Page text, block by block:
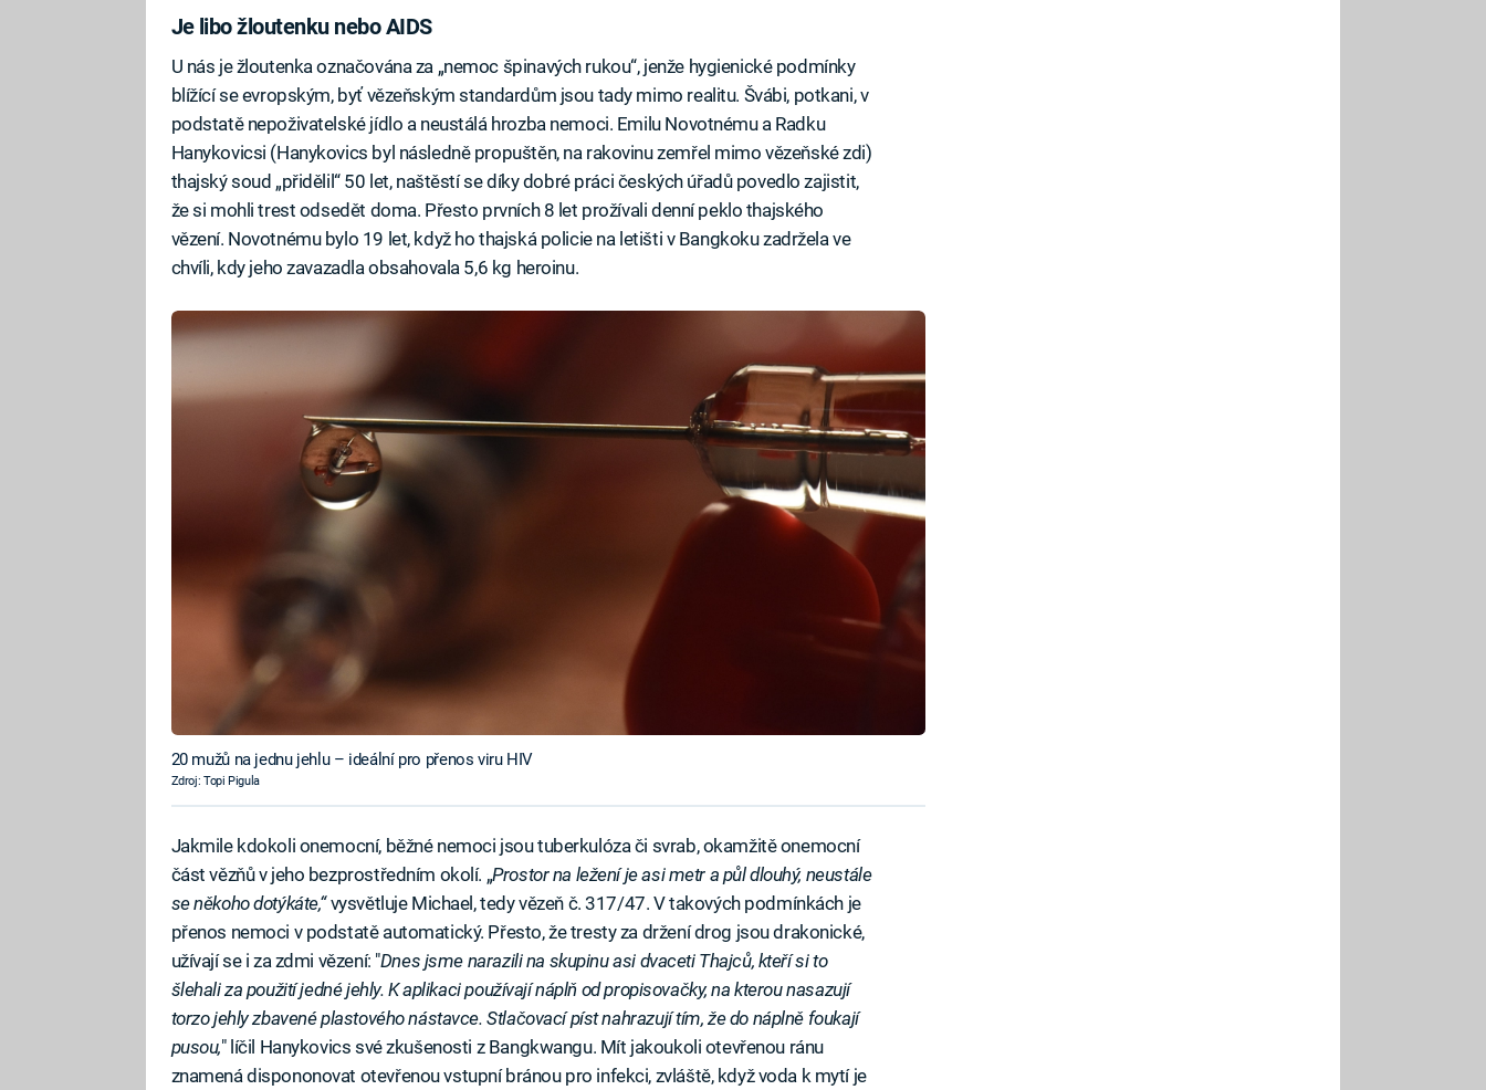
Je libo žloutenku nebo AIDS
U nás je žloutenka označována za „nemoc špinavých rukou“, jenže hygienické podmínky
blížící se evropským, byť vězeňským standardům jsou tady mimo realitu. Švábi, potkani, v
podstatě nepoživatelské jídlo a neustálá hrozba nemoci. Emilu Novotnému a Radku
Hanykovicsi (Hanykovics byl následně propuštěn, na rakovinu zemřel mimo vězeňské zdi)
thajský soud „přidělil“ 50 let, naštěstí se díky dobré práci českých úřadů povedlo zajistit,
že si mohli trest odsedět doma. Přesto prvních 8 let prožívali denní peklo thajského
vězení. Novotnému bylo 19 let, když ho thajská policie na letišti v Bangkoku zadržela ve
chvíli, kdy jeho zavazadla obsahovala 5,6 kg heroinu.
20 mužů na jednu jehlu – ideální pro přenos viru HIV
Zdroj: Topi Pigula
Jakmile kdokoli onemocní, běžné nemoci jsou tuberkulóza či svrab, okamžitě onemocní
část vězňů v jeho bezprostředním okolí. „Prostor na ležení je asi metr a půl dlouhý, neustále
se někoho dotýkáte,“vysvětluje Michael, tedy vězeň č. 317/47. V takových podmínkách je
přenos nemoci v podstatě automatický. Přesto, že tresty za držení drog jsou drakonické,
užívají se i za zdmi vězení: "Dnes jsme narazili na skupinu asi dvaceti Thajců, kteří si to
šlehali za použití jedné jehly. K aplikaci používají náplň od propisovačky, na kterou nasazují
torzo jehly zbavené plastového nástavce. Stlačovací píst nahrazují tím, že do náplně foukají
pusou," líčil Hanykovics své zkušenosti z Bangkwangu. Mít jakoukoli otevřenou ránu
znamená dispononovat otevřenou vstupní bránou pro infekci, zvláště, když voda k mytí je